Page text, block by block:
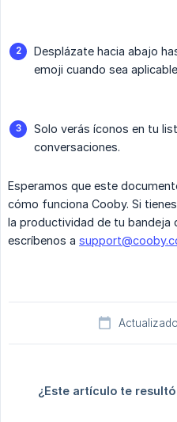
Desplázate hacia abajo
emoji cuando sea
Solo verás íconos en tu
conversaciones.
Esperamos que este
cómo funciona Cooby. Si
la productividad de tu bandeja
escríbenos a
¿Este artículo te